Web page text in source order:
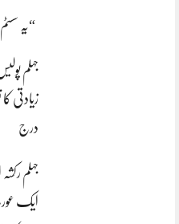
“یہ
زیادتی کا
درج
جہلم رکشہ
ایک